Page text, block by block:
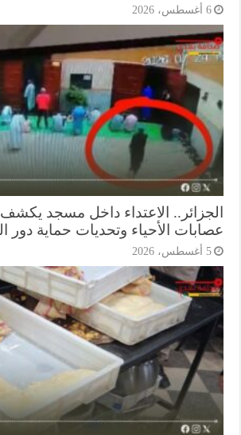
الاعتداء داخل مسجد يكشف
الأحياء وتحديات حماية دور